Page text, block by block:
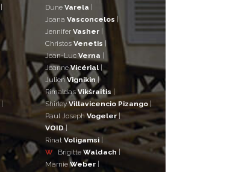
|
|
Dune Varela |
Joana Vasconcelos |
Jennifer Vasher |
Christos Venetis |
Jean-Luc Verna |
JeanneVicérial |
JulienVignikin |
RimaldasVikšraitis |
ShirleyVillavicencio Pizango |
Paul Joseph Vogeler |
VOID|
Rinat Voligamsi |
W
Brigitte Waldach|
Marnie Weber |